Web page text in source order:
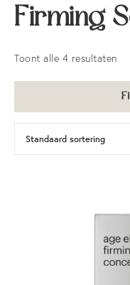
Firming
Toont alle 4 resultaten